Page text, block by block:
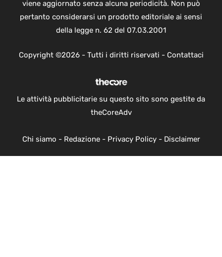
viene aggiornato senza alcuna periodicità. Non può
pertanto considerarsi un prodotto editoriale ai sensi
della legge n. 62 del 07.03.2001
Copyright ©2026 - Tutti i diritti riservati - Contattaci
Le attività pubblicitarie su questo sito sono gestite da
theCoreAdv
Chi siamo - Redazione- Privacy Policy- Disclaimer